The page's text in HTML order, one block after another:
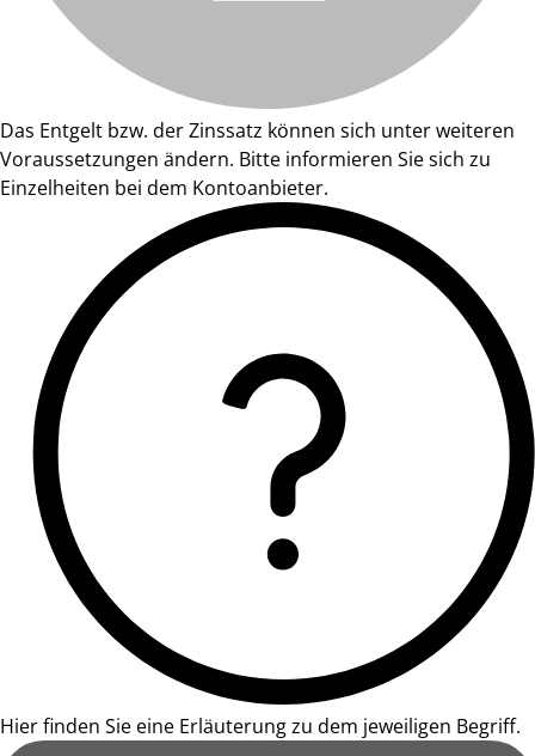
Das Entgelt bzw. der Zinssatz können sich unter weiteren
Voraussetzungen ändern. Bitte informieren Sie sich zu
Einzelheiten bei dem Kontoanbieter.
Hier finden Sie eine Erläuterung zu dem jeweiligen Begriff.